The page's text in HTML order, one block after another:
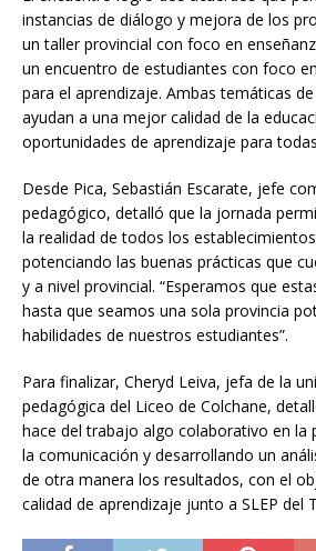
instancias de diálogo y mejora de los
un taller provincial con foco en
un encuentro de estudiantes con foco
para el aprendizaje. Ambas temáticas
ayudan a una mejor calidad de la
oportunidades de aprendizaje para
Desde Pica, Sebastián Escarate, jefe
pedagógico, detalló que la jornada
la realidad de todos los
potenciando las buenas prácticas que
y a nivel provincial. “Esperamos que
hasta que seamos una sola provincia
habilidades de nuestros estudiantes”.
Para finalizar, Cheryd Leiva, jefa de la
pedagógica del Liceo de Colchane,
hace del trabajo algo colaborativo en la
la comunicación y desarrollando un
de otra manera los resultados, con el
calidad de aprendizaje junto a SLEP del